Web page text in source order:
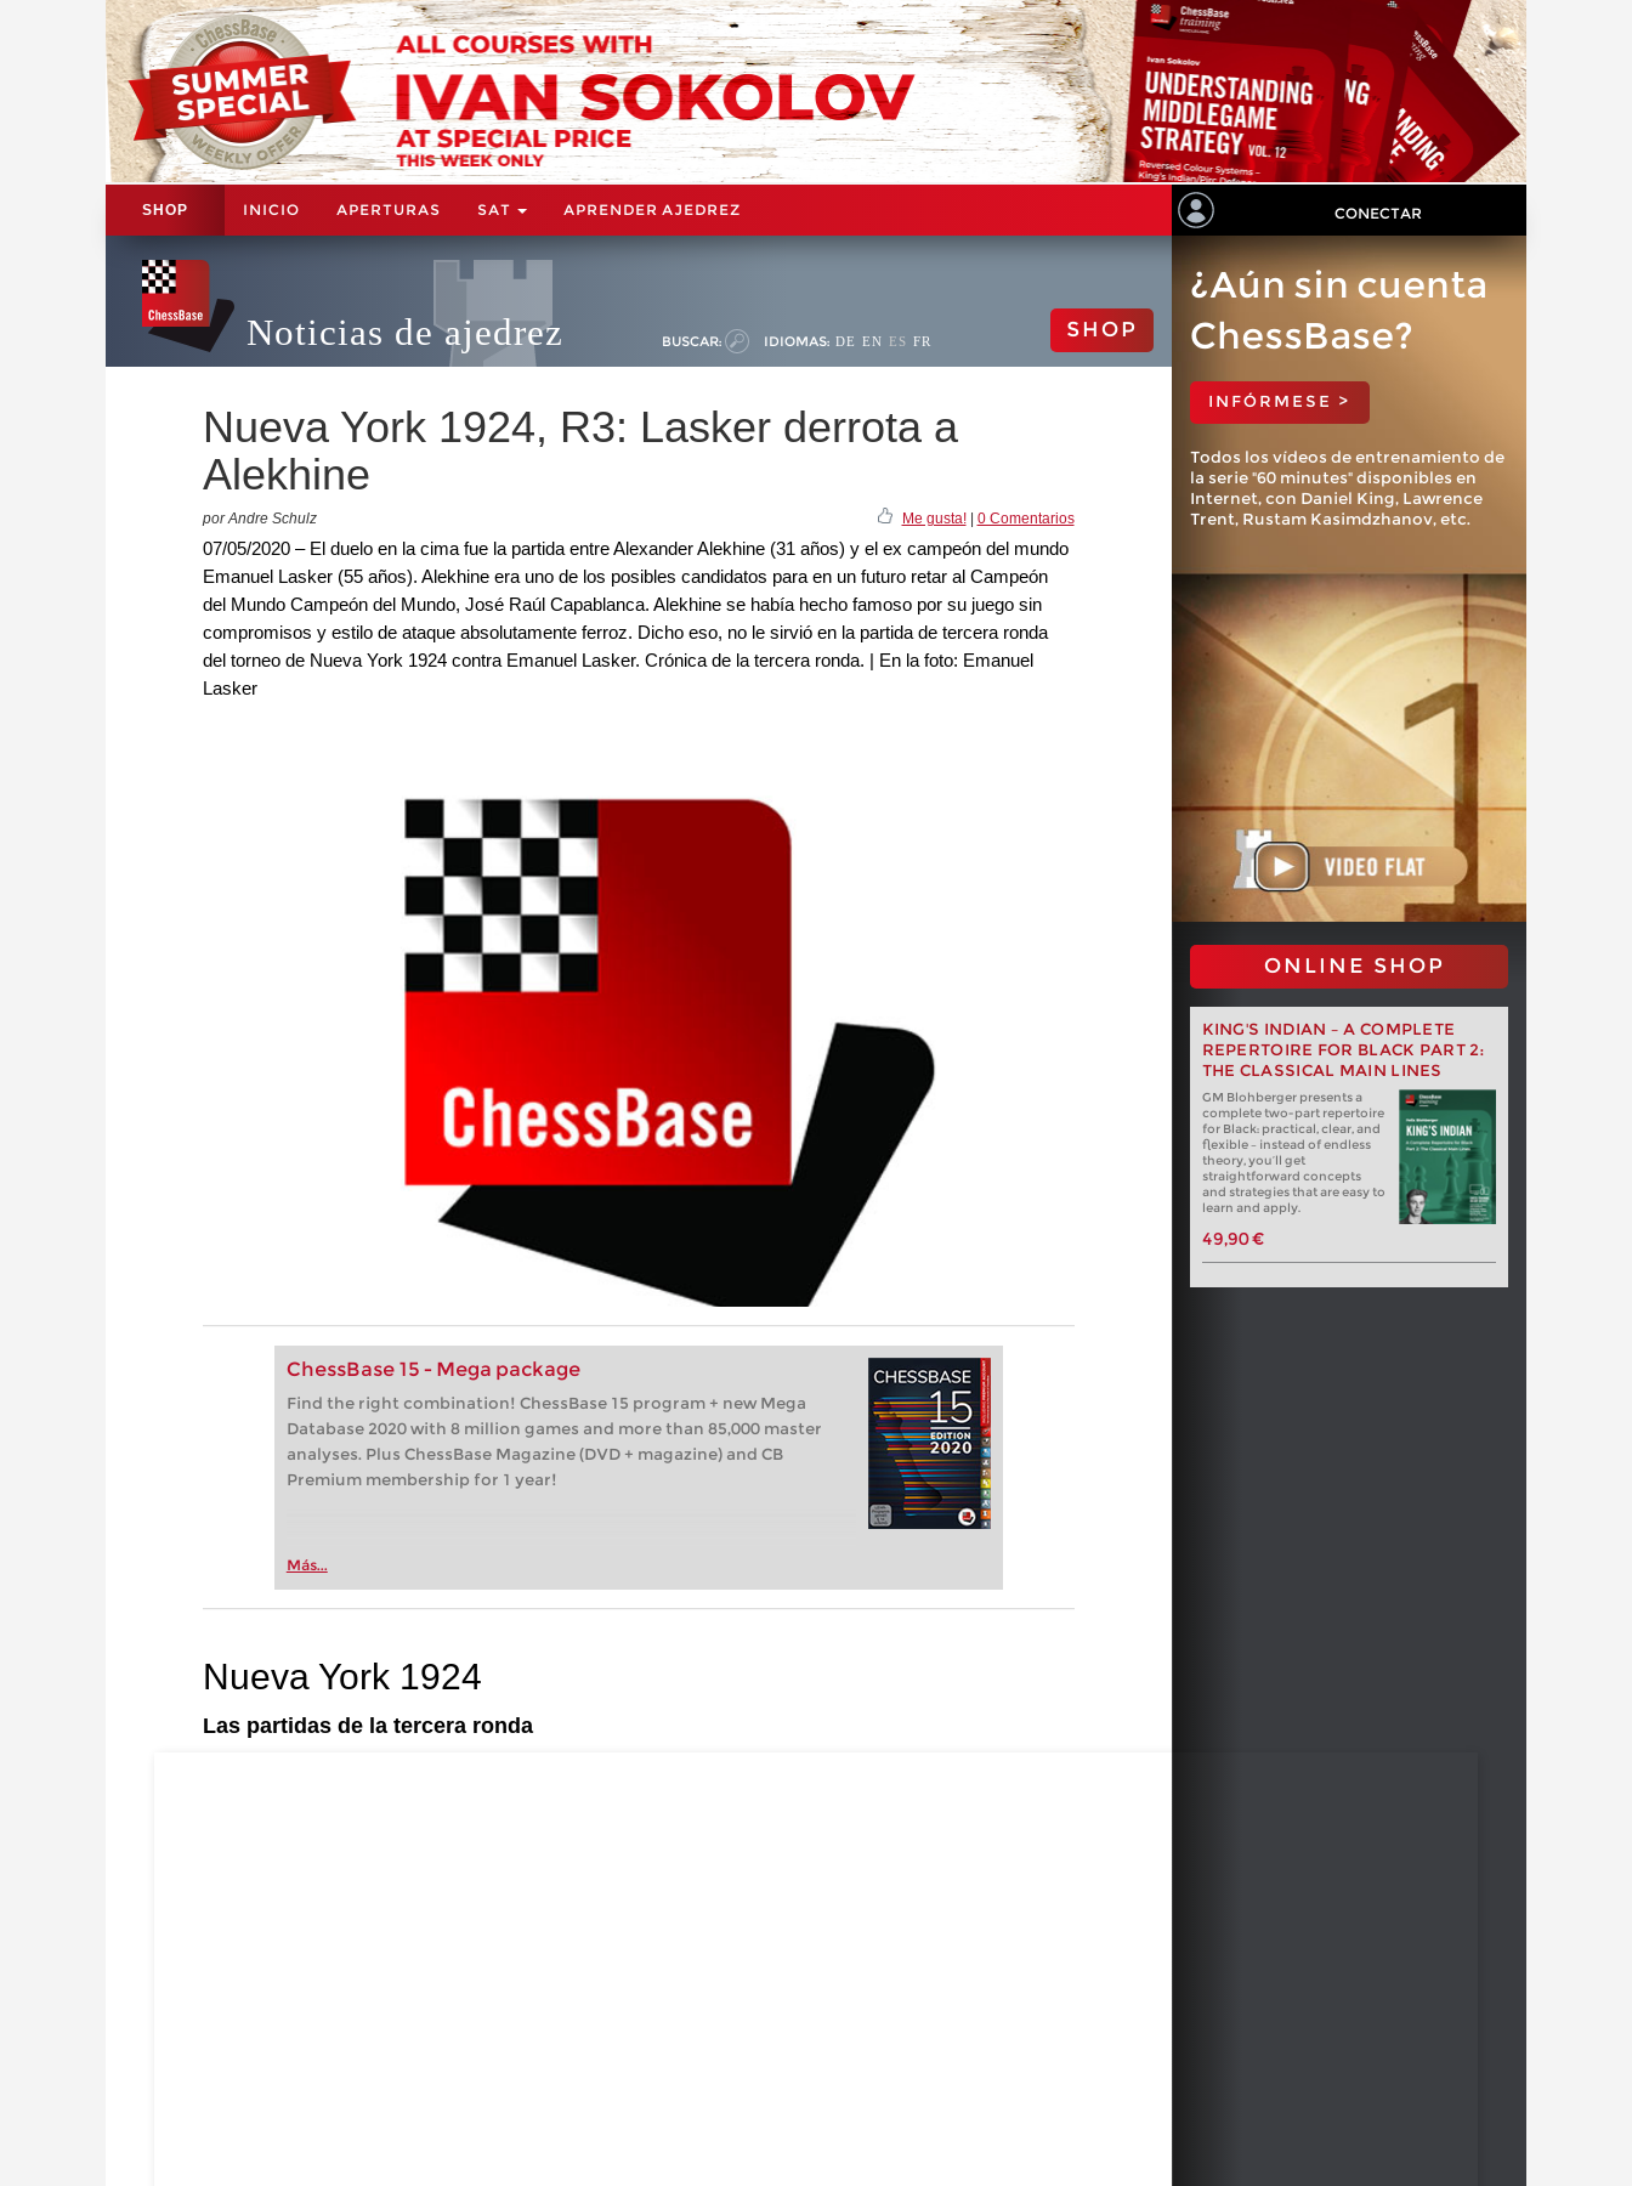
SHOP INICIO APERTURAS SAT APRENDER AJEDREZ CONECTAR
Noticias de ajedrez BUSCAR: IDIOMAS: DE EN ES FR SHOP
Nueva York 1924, R3: Lasker derrota a
Alekhine
por Andre Schulz Me gusta!| 0 Comentarios
07/05/2020 – El duelo en la cima fue la partida entre Alexander Alekhine (31 años) y el ex campeón del mundo
Emanuel Lasker (55 años). Alekhine era uno de los posibles candidatos para en un futuro retar al Campeón
del Mundo Campeón del Mundo, José Raúl Capablanca. Alekhine se había hecho famoso por su juego sin
compromisos y estilo de ataque absolutamente ferroz. Dicho eso, no le sirvió en la partida de tercera ronda
del torneo de Nueva York 1924 contra Emanuel Lasker. Crónica de la tercera ronda. | En la foto: Emanuel
Lasker
ChessBase 15 - Mega package
Find the right combination! ChessBase 15 program + new Mega
Database 2020 with 8 million games and more than 85,000 master
analyses. Plus ChessBase Magazine (DVD + magazine) and CB
Premium membership for 1 year!
Más...
¿Aún sin cuenta
ChessBase?
INFÓRMESE >
Todos los vídeos de entrenamiento de
la serie "60 minutes" disponibles en
Internet, con Daniel King, Lawrence
Trent, Rustam Kasimdzhanov, etc.
ONLINE SHOP
KING'S INDIAN – A COMPLETE
REPERTOIRE FOR BLACK PART 2:
THE CLASSICAL MAIN LINES
GM Blohberger presents a
complete two-part repertoire
for Black: practical, clear, and
flexible – instead of endless
theory, you’ll get
straightforward concepts
and strategies that are easy to
learn and apply.
49,90 €
Nueva York 1924
Las partidas de la tercera ronda